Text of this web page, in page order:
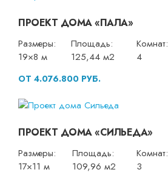
ПРОЕКТ ДОМА «ПАЛА»
Размеры:
19×8 м
Площадь:
125,44 м2
Комнат:
4
ОТ 4.076.800 РУБ.
ПРОЕКТ ДОМА «СИЛЬЕДА»
Размеры:
17×11 м
Площадь:
109,96 м2
Комнат:
3